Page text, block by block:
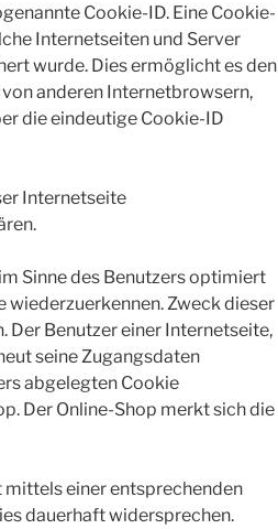
Cookie-ID. Eine Cookie-
Internetseiten und Server
wurde. Dies ermöglicht es den
anderen Internetbrowsern,
die eindeutige Cookie-ID
Internetseite
Sinne des Benutzers optimiert
wiederzuerkennen. Zweck dieser
Der Benutzer einer Internetseite,
seine Zugangsdaten
abgelegten Cookie
Der Online-Shop merkt sich die
mittels einer entsprechenden
dauerhaft widersprechen.